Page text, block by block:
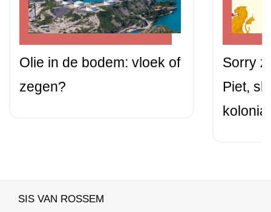
Olie in de bodem: vloek of
zegen?
Sorry
Piet,
SIS VAN ROSSEM